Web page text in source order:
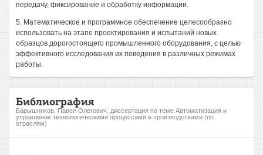
передачу, фиксирование и обработку информации.
5. Математическое и программное обеспечение целесообразно
использовать на этапе проектирования и испытаний новых
образцов дорогостоящего промышленного оборудования, с целью
эффективного исследования их поведения в различных режимах
работы.
Библиография
Барышников, Павел Олегович, диссертация по теме Автоматизация и
управление технологическими процессами и производствами (по
отраслям)